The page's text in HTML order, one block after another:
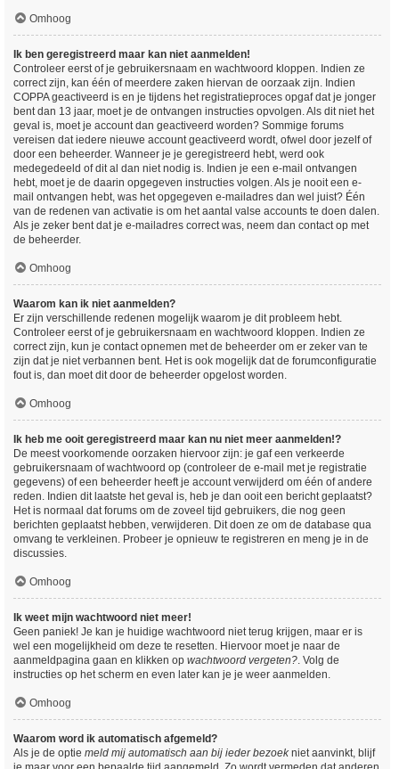
Omhoog
Ik ben geregistreerd maar kan niet aanmelden!
Controleer eerst of je gebruikersnaam en wachtwoord kloppen. Indien ze
correct zijn, kan één of meerdere zaken hiervan de oorzaak zijn. Indien
COPPA geactiveerd is en je tijdens het registratieproces opgaf dat je jonger
bent dan 13 jaar, moet je de ontvangen instructies opvolgen. Als dit niet het
geval is, moet je account dan geactiveerd worden? Sommige forums
vereisen dat iedere nieuwe account geactiveerd wordt, ofwel door jezelf of
door een beheerder. Wanneer je je geregistreerd hebt, werd ook
medegedeeld of dit al dan niet nodig is. Indien je een e-mail ontvangen
hebt, moet je de daarin opgegeven instructies volgen. Als je nooit een e-
mail ontvangen hebt, was het opgegeven e-mailadres dan wel juist? Één
van de redenen van activatie is om het aantal valse accounts te doen dalen.
Als je zeker bent dat je e-mailadres correct was, neem dan contact op met
de beheerder.
Omhoog
Waarom kan ik niet aanmelden?
Er zijn verschillende redenen mogelijk waarom je dit probleem hebt.
Controleer eerst of je gebruikersnaam en wachtwoord kloppen. Indien ze
correct zijn, kun je contact opnemen met de beheerder om er zeker van te
zijn dat je niet verbannen bent. Het is ook mogelijk dat de forumconfiguratie
fout is, dan moet dit door de beheerder opgelost worden.
Omhoog
Ik heb me ooit geregistreerd maar kan nu niet meer aanmelden!?
De meest voorkomende oorzaken hiervoor zijn: je gaf een verkeerde
gebruikersnaam of wachtwoord op (controleer de e-mail met je registratie
gegevens) of een beheerder heeft je account verwijderd om één of andere
reden. Indien dit laatste het geval is, heb je dan ooit een bericht geplaatst?
Het is normaal dat forums om de zoveel tijd gebruikers, die nog geen
berichten geplaatst hebben, verwijderen. Dit doen ze om de database qua
omvang te verkleinen. Probeer je opnieuw te registreren en meng je in de
discussies.
Omhoog
Ik weet mijn wachtwoord niet meer!
Geen paniek! Je kan je huidige wachtwoord niet terug krijgen, maar er is
wel een mogelijkheid om deze te resetten. Hiervoor moet je naar de
aanmeldpagina gaan en klikken op wachtwoord vergeten?. Volg de
instructies op het scherm en even later kan je je weer aanmelden.
Omhoog
Waarom word ik automatisch afgemeld?
Als je de optie meld mij automatisch aan bij ieder bezoekniet aanvinkt, blijf